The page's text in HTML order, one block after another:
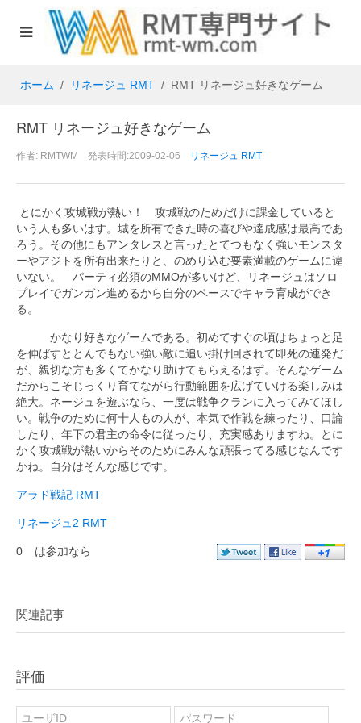
ホーム リネージュ RMT RMT リネージュ好きなゲーム
RMT リネージュ好きなゲーム
作者: RMTWM 発表時間:2009-02-06 リネージュ RMT
とにかく攻城戦が熱い！ 攻城戦のためだけに課金していると
いう人も多いはす。城を所有できた時の喜びや達成感は最高であ
ろう。その他にもアンタレスと言ったとてつもなく強いモンスタ
ーやアジトを所有出来たりと、のめり込む要素満載のゲームに違
いない。 パーティ必須のMMOが多いけど、リネージュはソロ
プレイでガンガン進めるから自分のペースでキャラ育成ができ
る。
かなり好きなゲームである。初めてすぐの頃はちょっと足
を伸ばすととんでもない強い敵に追い掛け回されて即死の連発だ
が、親切な方も多くてかなり助けてもらえるはず。そんなゲーム
だからこそじっくり育てながら行動範囲を広げていける楽しみは
絶大。ネージュを遊ぶなら、一度は戦争クランに入ってみてほし
い。戦争のために何十人もの人が、本気で作戦を練ったり、口論
したり、年下の君主の命令に従ったり、充実感ありますね。とに
かく攻城戦が熱いからそのためにみんな頑張ってる感じなんです
かね。自分はそんな感じです。
アラド戦記 RMT
リネージュ2 RMT
0 は参加なら
関連記事
評価